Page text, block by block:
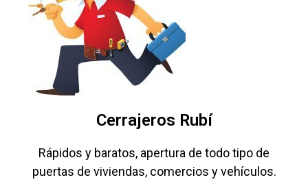
Cerrajeros Rubí
Rápidos y baratos, apertura de todo tipo de
puertas de viviendas, comercios y vehículos.